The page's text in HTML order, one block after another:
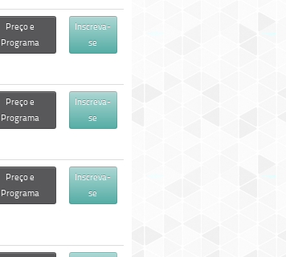
Preço e
Programa
Inscreva-
se
Preço e
Programa
Inscreva-
se
Preço e
Programa
Inscreva-
se